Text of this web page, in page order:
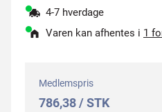
4-7 hverdage
Varen kan afhentes i 1
Medlemspris
786,38 / STK